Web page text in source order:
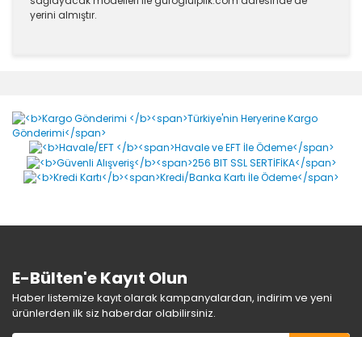
yerini almıştır.
Yorum Yaz
Ürün resmi kalitesiz, bozuk veya görüntülenemiyor.
Ürün açıklamasında eksik bilgiler bulunuyor.
Ürün bilgilerinde hatalar bulunuyor.
E-Bülten'e Kayıt Olun
Haber listemize kayıt olarak kampanyalardan, indirim ve yeni
ürünlerden ilk siz haberdar olabilirsiniz.